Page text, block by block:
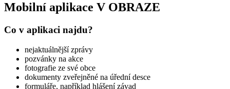
Mobilní aplikace V OBRAZE
Co v aplikaci najdu?
nejaktuálnější zprávy
pozvánky na akce
fotografie ze své obce
dokumenty zveřejněné na úřední desce
formuláře, například hlášení závad